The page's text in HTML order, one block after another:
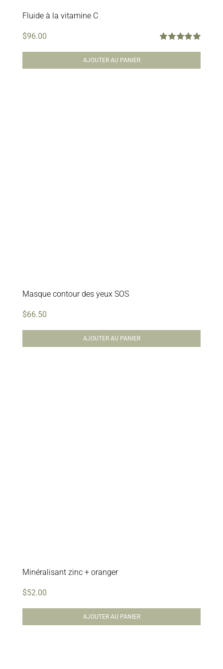
Fluide à la vitamine C
$96.00
AJOUTER AU PANIER
Masque contour des yeux SOS
$66.50
AJOUTER AU PANIER
Minéralisant zinc + oranger
$52.00
AJOUTER AU PANIER